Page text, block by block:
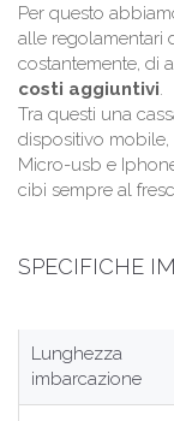
Per questo
alle regolamentari
costantemente, di
costi aggiuntivi
Tra questi una
dispositivo mobile,
Micro-usb e
cibi sempre al
SPECIFICHE
Lunghezza
imbarcazione